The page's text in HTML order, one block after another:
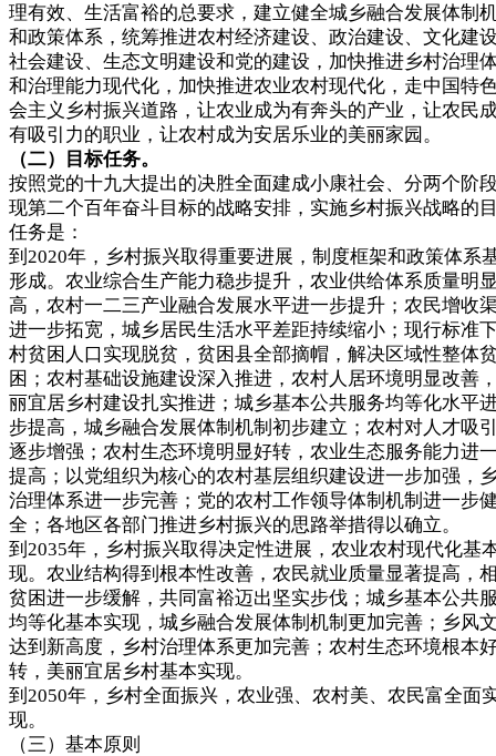
理有效、生活富裕的总要求，建立健全城乡融合发展体制
和政策体系，统筹推进农村经济建设、政治建设、文化建
社会建设、生态文明建设和党的建设，加快推进乡村治理
和治理能力现代化，加快推进农业农村现代化，走中国特
会主义乡村振兴道路，让农业成为有奔头的产业，让农民
有吸引力的职业，让农村成为安居乐业的美丽家园。
（二）目标任务。
按照党的十九大提出的决胜全面建成小康社会、分两个阶
现第二个百年奋斗目标的战略安排，实施乡村振兴战略的
任务是：
到2020年，乡村振兴取得重要进展，制度框架和政策体系
形成。农业综合生产能力稳步提升，农业供给体系质量明
高，农村一二三产业融合发展水平进一步提升；农民增收
进一步拓宽，城乡居民生活水平差距持续缩小；现行标准
村贫困人口实现脱贫，贫困县全部摘帽，解决区域性整体
困；农村基础设施建设深入推进，农村人居环境明显改善
丽宜居乡村建设扎实推进；城乡基本公共服务均等化水平
步提高，城乡融合发展体制机制初步建立；农村对人才吸
逐步增强；农村生态环境明显好转，农业生态服务能力进
提高；以党组织为核心的农村基层组织建设进一步加强，
治理体系进一步完善；党的农村工作领导体制机制进一步
全；各地区各部门推进乡村振兴的思路举措得以确立。
到2035年，乡村振兴取得决定性进展，农业农村现代化基
现。农业结构得到根本性改善，农民就业质量显著提高，
贫困进一步缓解，共同富裕迈出坚实步伐；城乡基本公共
均等化基本实现，城乡融合发展体制机制更加完善；乡风
达到新高度，乡村治理体系更加完善；农村生态环境根本
转，美丽宜居乡村基本实现。
到2050年，乡村全面振兴，农业强、农村美、农民富全面
现。
（三）基本原则